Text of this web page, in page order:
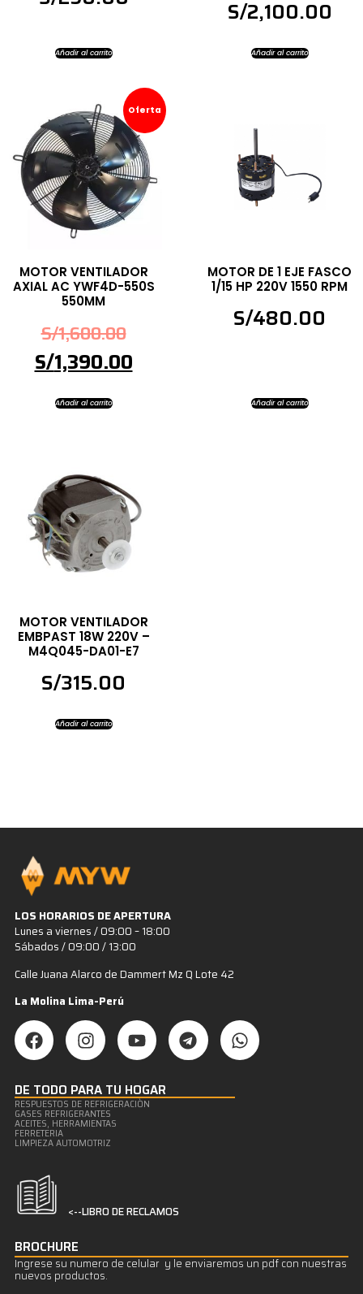
Añadir al carrito
S/2,100.00
Añadir al carrito
Oferta
MOTOR VENTILADOR
AXIAL AC YWF4D-550S
550MM
S/1,600.00
S/1,390.00
Añadir al carrito
MOTOR DE 1 EJE FASCO
1/15 HP 220V 1550 RPM
S/480.00
Añadir al carrito
MOTOR VENTILADOR
EMBPAST 18W 220V –
M4Q045-DA01-E7
S/315.00
Añadir al carrito
LOS HORARIOS DE APERTURA
Lunes a viernes / 09:00 – 18:00
Sábados / 09:00 / 13:00
Calle Juana Alarco de Dammert Mz Q Lote 42
La Molina Lima-Perú
DE TODO PARA TU HOGAR
RESPUESTOS DE REFRIGERACIÒN
GASES REFRIGERANTES
ACEITES, HERRAMIENTAS
FERRETERIA
LIMPIEZA AUTOMOTRIZ
<--LIBRO DE RECLAMOS
BROCHURE
Ingrese su numero de celular y le enviaremos un pdf con nuestras
nuevos productos.